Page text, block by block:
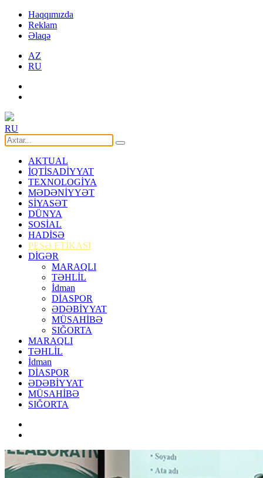
Haqqımızda
Reklam
Əlaqə
AZ
RU
RU
AKTUAL
İQTİSADİYYAT
TEXNOLOGİYA
MƏDƏNİYYƏT
SİYASƏT
DÜNYA
SOSİAL
HADİSƏ
PEŞƏ ETİKASI
DİGƏR
MARAQLI
TƏHLİL
İdman
DİASPOR
ƏDƏBİYYAT
MÜSAHİBƏ
SIĞORTA
MARAQLI
TƏHLİL
İdman
DİASPOR
ƏDƏBİYYAT
MÜSAHİBƏ
SIĞORTA